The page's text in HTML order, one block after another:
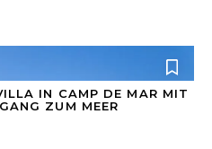
IN CAMP DE MAR MIT
ZUM MEER